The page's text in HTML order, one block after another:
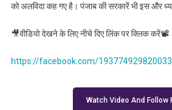
को अलविदा कह गए है। पंजाब की सरकारें भी इस और
🎥वीडियो देखने के लिए नीचे दिए लिंक पर क्लिक करें📽️
https://facebook.com/193774929820033
Watch Video And Follow